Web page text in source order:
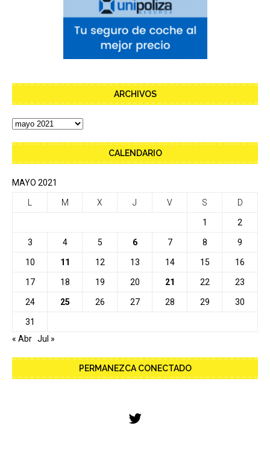
ARCHIVOS
CALENDARIO
MAYO 2021
M X J V S D
1 2
3 4 5 6 7 8 9
10 11 12 13 14 15 16
17 18 19 20 21 22 23
24 25 26 27 28 29 30
31
« Abr Jul »
PERMANEZCA CONECTADO